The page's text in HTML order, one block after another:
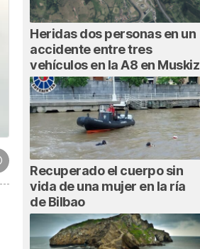
Heridas dos personas en un
accidente entre tres
vehículos en la A8 en Muskiz
Recuperado el cuerpo sin
vida de una mujer en la ría
de Bilbao